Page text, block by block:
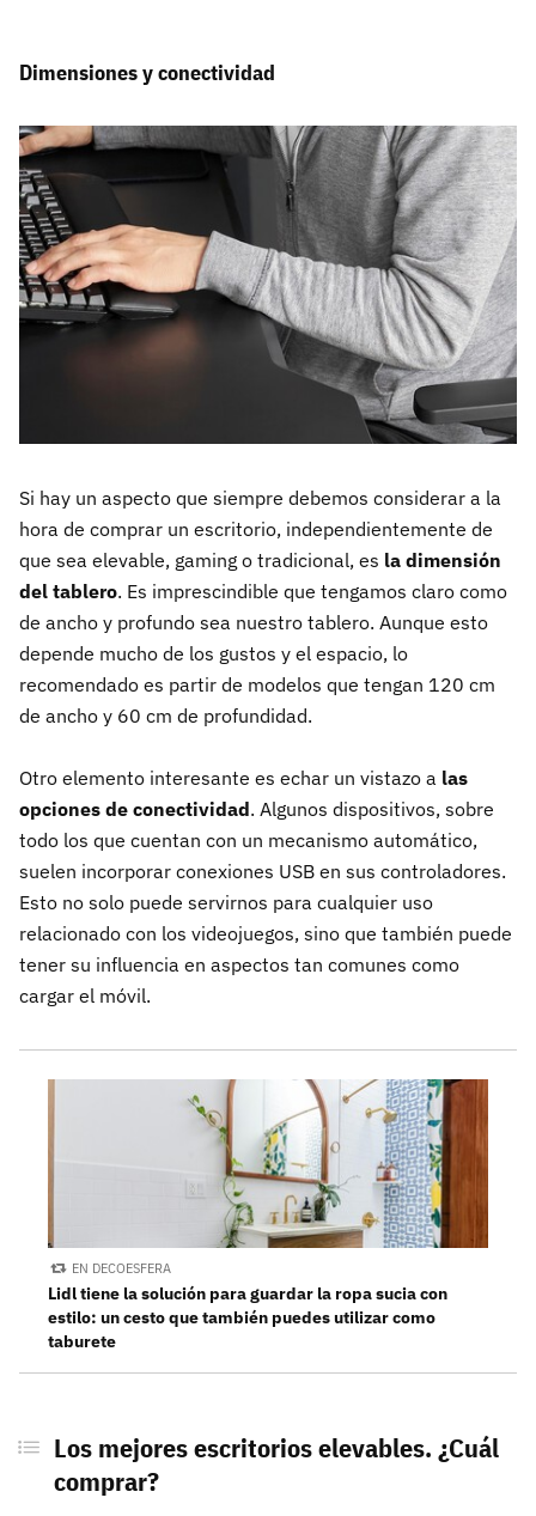
Dimensiones y conectividad
Si hay un aspecto que siempre debemos considerar a la
hora de comprar un escritorio, independientemente de
que sea elevable, gaming o tradicional, es la dimensión
del tablero. Es imprescindible que tengamos claro como
de ancho y profundo sea nuestro tablero. Aunque esto
depende mucho de los gustos y el espacio, lo
recomendado es partir de modelos que tengan 120 cm
de ancho y 60 cm de profundidad.
Otro elemento interesante es echar un vistazo a las
opciones de conectividad. Algunos dispositivos, sobre
todo los que cuentan con un mecanismo automático,
suelen incorporar conexiones USB en sus controladores.
Esto no solo puede servirnos para cualquier uso
relacionado con los videojuegos, sino que también puede
tener su influencia en aspectos tan comunes como
cargar el móvil.
EN DECOESFERA
Lidl tiene la solución para guardar la ropa sucia con
estilo: un cesto que también puedes utilizar como
taburete
Los mejores escritorios elevables. ¿Cuál
comprar?